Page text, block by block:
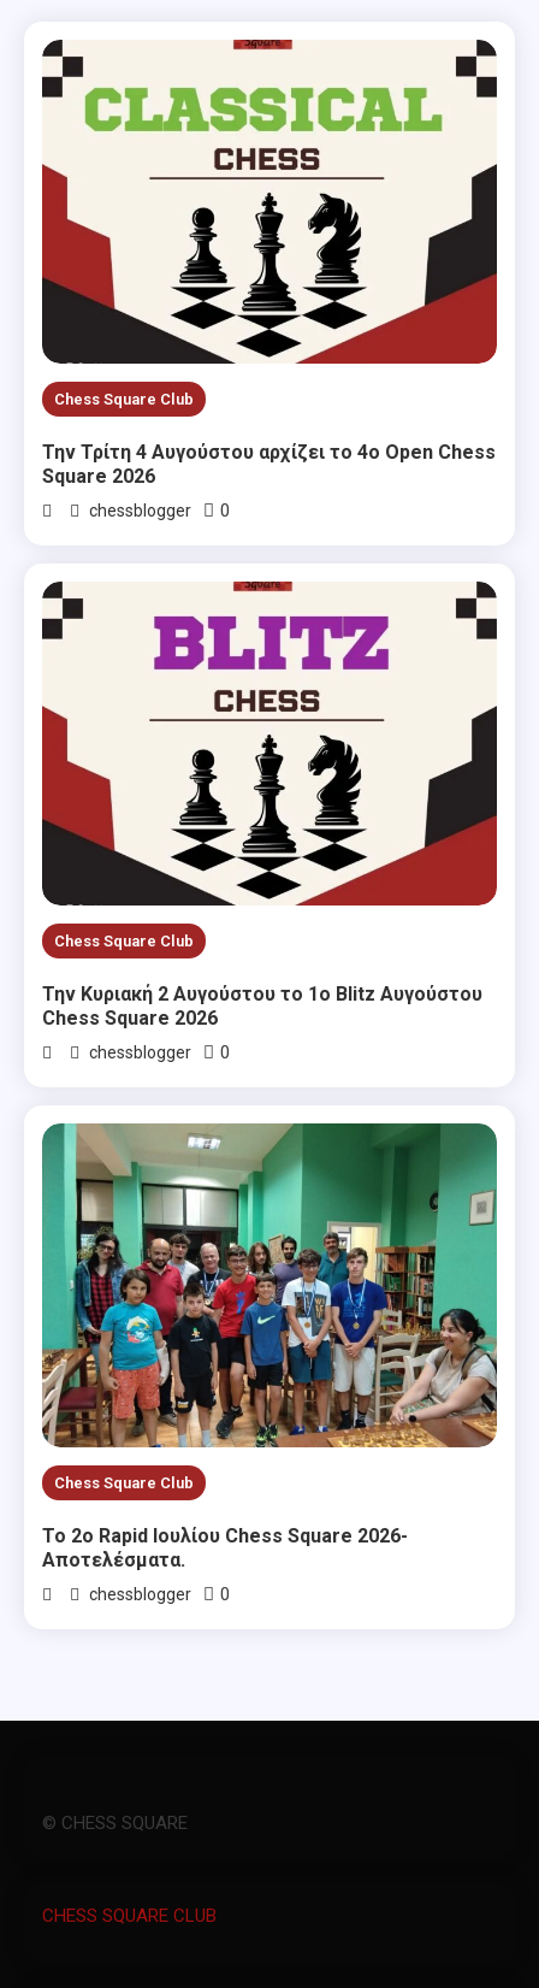
Chess Square Club
Την Τρίτη 4 Αυγούστου αρχίζει το 4ο Open Chess
Square 2026
chessblogger 0
Chess Square Club
Την Κυριακή 2 Αυγούστου το 1ο Blitz Αυγούστου
Chess Square 2026
chessblogger 0
Chess Square Club
Το 2ο Rapid Ιουλίου Chess Square 2026-
Αποτελέσματα.
chessblogger 0
© CHESS SQUARE
CHESS SQUARE CLUB